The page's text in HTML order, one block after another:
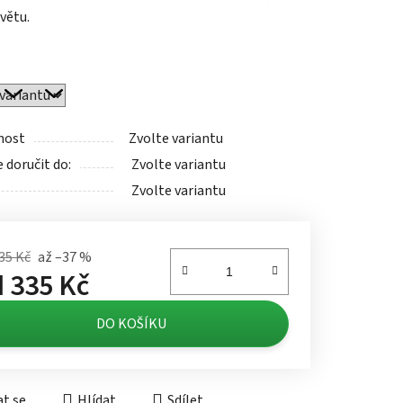
Zvolte variantu
doručit do:
Zvolte variantu
Zvolte variantu
Kč až –37 %
335 Kč
cena: DO KOŠÍKU